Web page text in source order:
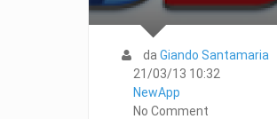
da Giando Santamaria
21/03/13 10:32
NewApp
No Comment